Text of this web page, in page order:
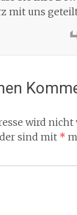
mit uns
wird
sind mit *